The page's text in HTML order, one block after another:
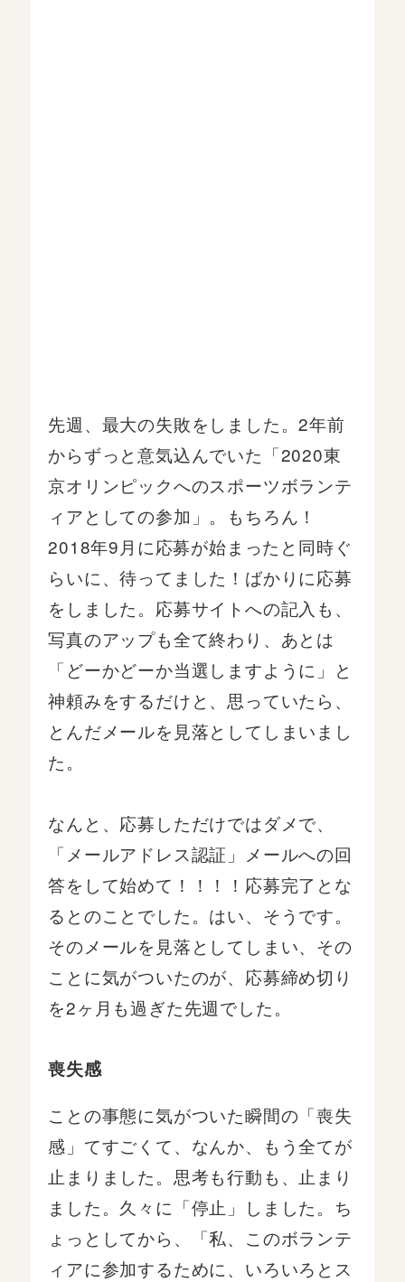
先週、最大の失敗をしました。2年前
からずっと意気込んでいた「2020東
京オリンピックへのスポーツボランテ
ィアとしての参加」。もちろん！
2018年9月に応募が始まったと同時ぐ
らいに、待ってました！ばかりに応募
をしました。応募サイトへの記入も、
写真のアップも全て終わり、あとは
「どーかどーか当選しますように」と
神頼みをするだけと、思っていたら、
とんだメールを見落としてしまいまし
た。
なんと、応募しただけではダメで、
「メールアドレス認証」メールへの回
答をして始めて！！！！応募完了とな
るとのことでした。はい、そうです。
そのメールを見落としてしまい、その
ことに気がついたのが、応募締め切り
を2ヶ月も過ぎた先週でした。
喪失感
ことの事態に気がついた瞬間の「喪失
感」てすごくて、なんか、もう全てが
止まりました。思考も行動も、止まり
ました。久々に「停止」しました。ち
ょっとしてから、「私、このボランテ
ィアに参加するために、いろいろとス